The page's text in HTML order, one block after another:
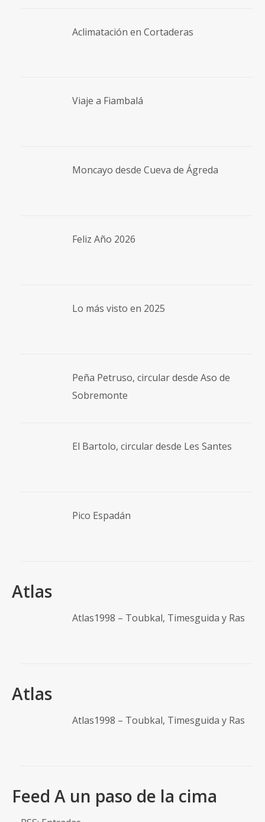
Aclimatación en Cortaderas
Viaje a Fiambalá
Moncayo desde Cueva de Ágreda
Feliz Año 2026
Lo más visto en 2025
Peña Petruso, circular desde Aso de
Sobremonte
El Bartolo, circular desde Les Santes
Pico Espadán
Atlas
Atlas1998 – Toubkal, Timesguida y Ras
Atlas
Atlas1998 – Toubkal, Timesguida y Ras
Feed A un paso de la cima